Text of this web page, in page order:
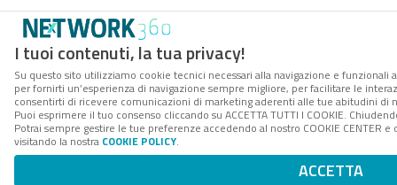
I tuoi contenuti, la tua privacy!
Su questo sito utilizziamo cookie tecnici necessari alla navigazione e funzionali
per fornirti un’esperienza di navigazione sempre migliore, per facilitare le
consentirti di ricevere comunicazioni di marketing aderenti alle tue abitudini di
Puoi esprimere il tuo consenso cliccando su ACCETTA TUTTI I COOKIE.
Potrai sempre gestire le tue preferenze accedendo al nostro COOKIE
visitando la nostra COOKIE POLICY.
ACCETTA